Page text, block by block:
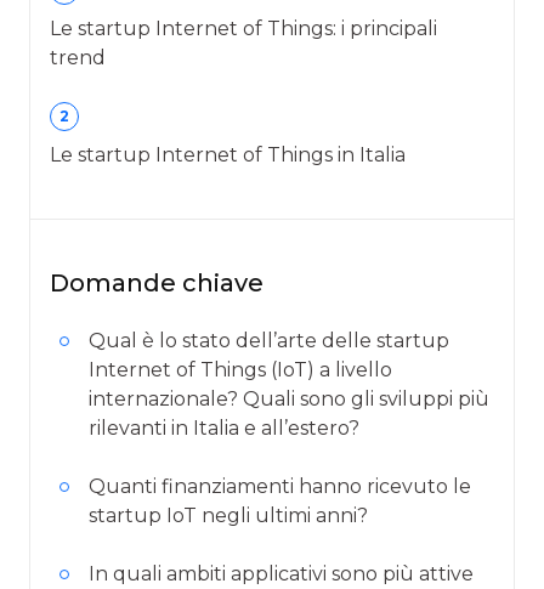
Le startup Internet of Things: i principali
trend
2
Le startup Internet of Things in Italia
Domande chiave
Qual è lo stato dell’arte delle startup
Internet of Things (IoT) a livello
internazionale? Quali sono gli sviluppi più
rilevanti in Italia e all’estero?
Quanti finanziamenti hanno ricevuto le
startup IoT negli ultimi anni?
In quali ambiti applicativi sono più attive